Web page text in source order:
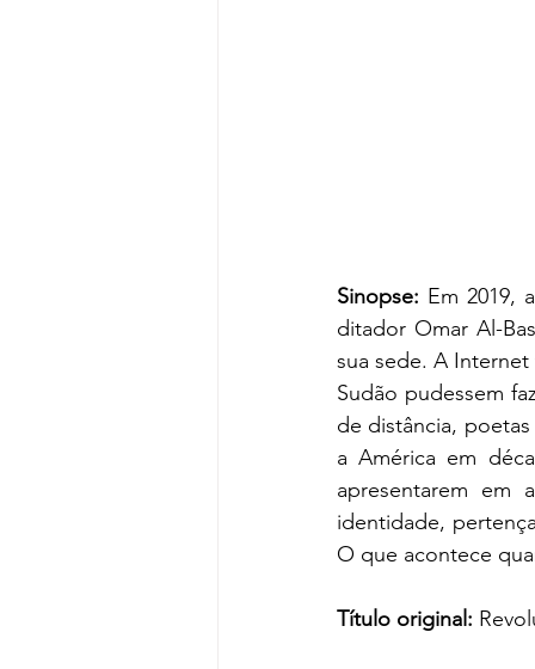
Sinopse: Em 2019,
ditador Omar Al-
sua sede. A
Sudão pudessem
de distância,
a América em
apresentarem em
identidade,
O que acontece
Título original: